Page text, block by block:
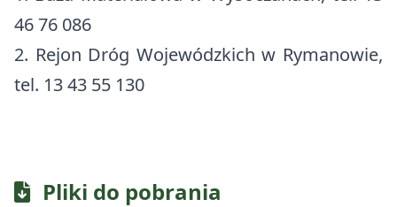
46 76 086
2. Rejon Dróg Wojewódzkich w Rymanowie,
tel. 13 43 55 130
Pliki do pobrania